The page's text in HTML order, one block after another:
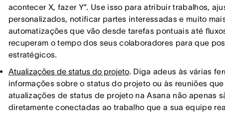
acontecer X, fazer Y”. Use isso para atribuir trabalhos,
personalizados, notificar partes interessadas e muito
automatizações que vão desde tarefas pontuais até
recuperam o tempo dos seus colaboradores para que
estratégicos.
Atualizações de status do projeto. Diga adeus às várias
informações sobre o status do projeto ou às reuniões
atualizações de status de projeto na Asana não apenas
diretamente conectadas ao trabalho que a sua equipe